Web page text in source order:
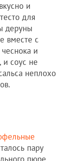
и
для
деруны
вместе с
и
соус не
неплохо
пару